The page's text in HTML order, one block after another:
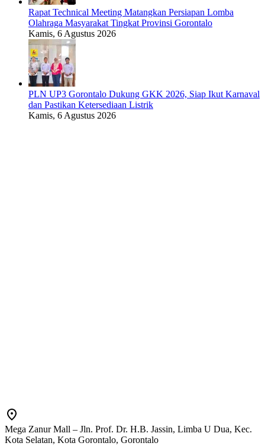
Rapat Technical Meeting Matangkan Persiapan Lomba
Olahraga Masyarakat Tingkat Provinsi Gorontalo
Kamis, 6 Agustus 2026
PLN UP3 Gorontalo Dukung GKK 2026, Siap Ikut Karnaval
dan Pastikan Ketersediaan Listrik
Kamis, 6 Agustus 2026
Mega Zanur Mall – Jln. Prof. Dr. H.B. Jassin, Limba U Dua, Kec.
Kota Selatan, Kota Gorontalo, Gorontalo